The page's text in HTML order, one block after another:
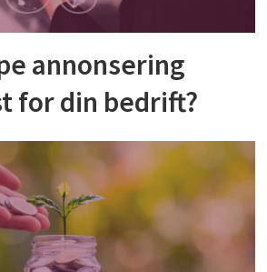
annonsering
for din bedrift?